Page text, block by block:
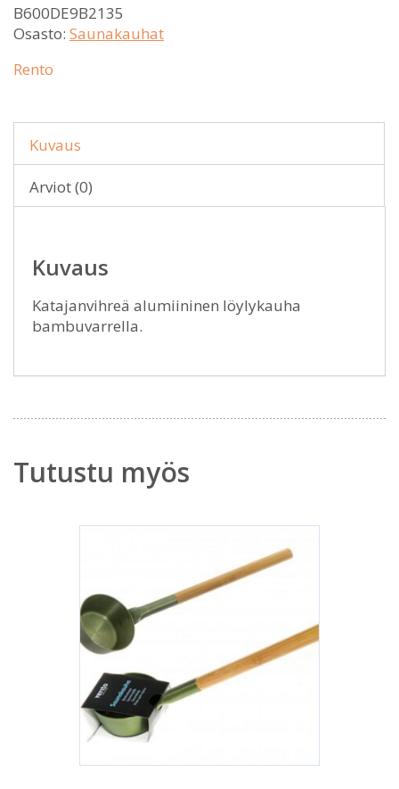
B600DE9B2135
Osasto: Saunakauhat
Rento
Kuvaus
Arviot (0)
Kuvaus
Katajanvihreä alumiininen löylykauha
bambuvarrella.
Tutustu myös